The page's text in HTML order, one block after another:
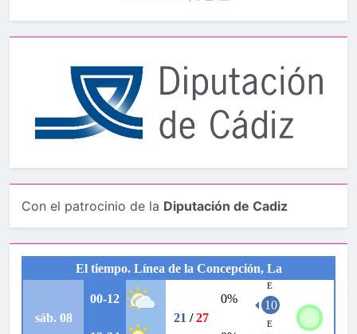
Con el patrocinio de la Diputación de Cadiz